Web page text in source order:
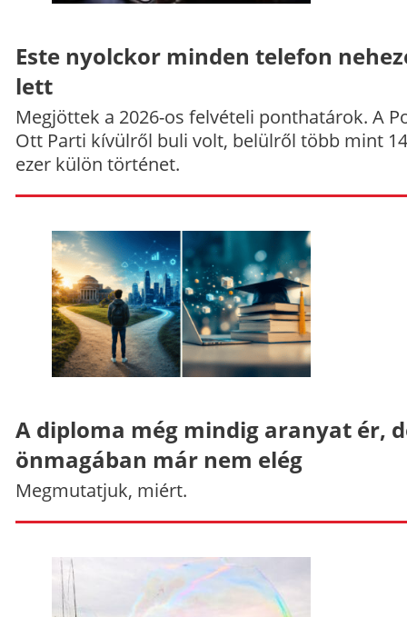
Este nyolckor minden telefon
lett
Megjöttek a 2026-os felvételi ponthatárok. A
Ott Parti kívülről buli volt, belülről több mint
ezer külön történet.
A diploma még mindig aranyat ér,
önmagában már nem elég
Megmutatjuk, miért.